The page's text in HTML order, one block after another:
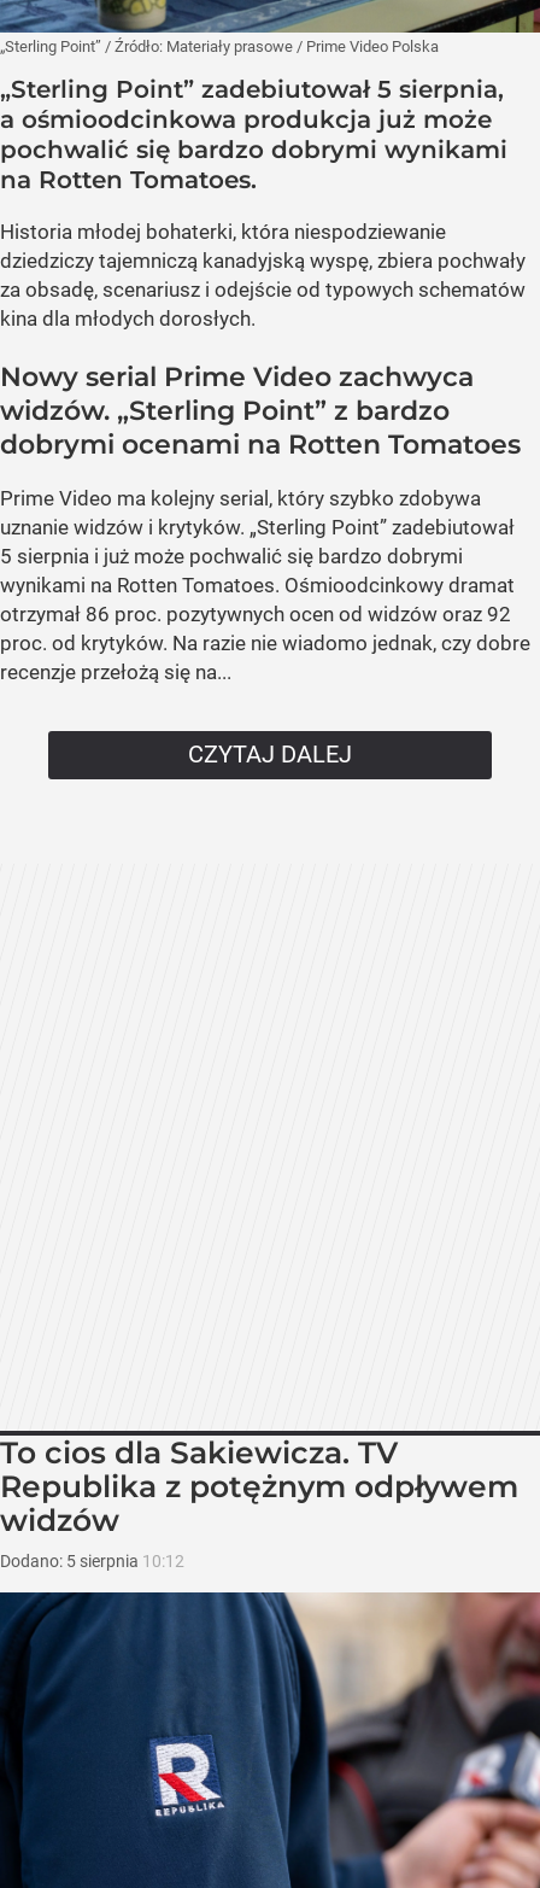
„Sterling Point” / Źródło: Materiały prasowe / Prime Video Polska
„Sterling Point” zadebiutował 5 sierpnia,
a ośmioodcinkowa produkcja już może
pochwalić się bardzo dobrymi wynikami
na Rotten Tomatoes.
Historia młodej bohaterki, która niespodziewanie
dziedziczy tajemniczą kanadyjską wyspę, zbiera pochwały
za obsadę, scenariusz i odejście od typowych schematów
kina dla młodych dorosłych.
Nowy serial Prime Video zachwyca
widzów. „Sterling Point” z bardzo
dobrymi ocenami na Rotten Tomatoes
Prime Video ma kolejny serial, który szybko zdobywa
uznanie widzów i krytyków. „Sterling Point” zadebiutował
5 sierpnia i już może pochwalić się bardzo dobrymi
wynikami na Rotten Tomatoes. Ośmioodcinkowy dramat
otrzymał 86 proc. pozytywnych ocen od widzów oraz 92
proc. od krytyków. Na razie nie wiadomo jednak, czy dobre
recenzje przełożą się na...
CZYTAJ DALEJ
To cios dla Sakiewicza. TV
Republika z potężnym odpływem
widzów
Dodano: 5 sierpnia 10:12